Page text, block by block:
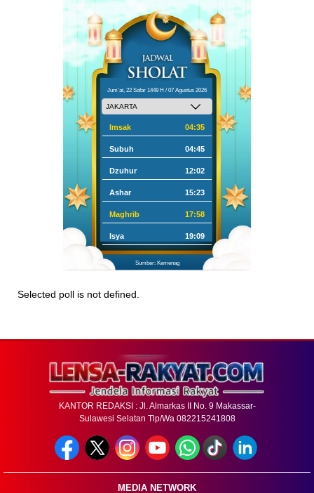
Jum'at, 22 Safar 1448 H / 07 Agustus 2026
Imsak 04:35
Subuh 04:45
Dzuhur 12:02
Ashar 15:23
Maghrib 17:58
Isya 19:09
Sumber: Kemenag
Selected poll is not defined.
KANTOR REDAKSI : Jl. Almarkas II No. 9 Makassar-
Sulawesi Selatan Tlp/Wa 082215241808
MEDIA NETWORK